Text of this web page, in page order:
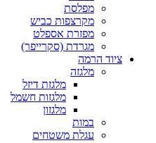
מפלסת
מקרצפות כביש
מפזרת אספלט
מגרדת (סקרייפר)
ציוד הרמה
מלגזה
מלגזת דיזל
מלגזות חשמל
מלגזון
במות
עגלת משטחים